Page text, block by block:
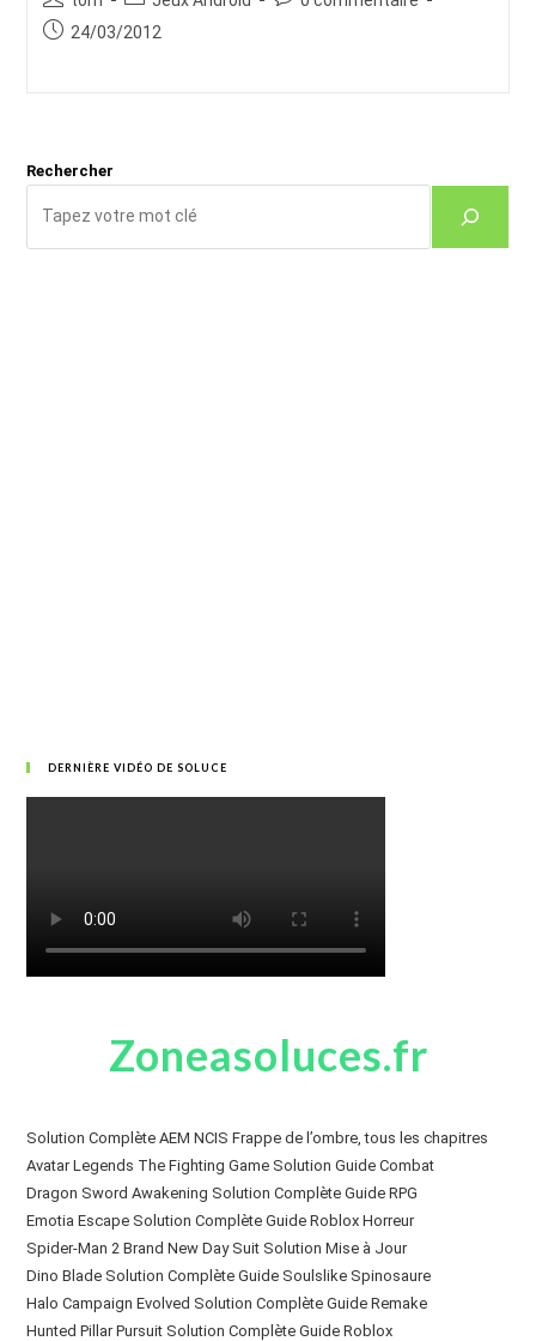
de
category:
Publication
24/03/2012
Rechercher
DERNIÈRE VIDÉO DE SOLUCE
Zoneasoluces.fr
Solution Complète AEM NCIS Frappe de l’ombre, tous les chapitres
Avatar Legends The Fighting Game Solution Guide Combat
Dragon Sword Awakening Solution Complète Guide RPG
Emotia Escape Solution Complète Guide Roblox Horreur
Spider-Man 2 Brand New Day Suit Solution Mise à Jour
Dino Blade Solution Complète Guide Soulslike Spinosaure
Halo Campaign Evolved Solution Complète Guide Remake
Hunted Pillar Pursuit Solution Complète Guide Roblox